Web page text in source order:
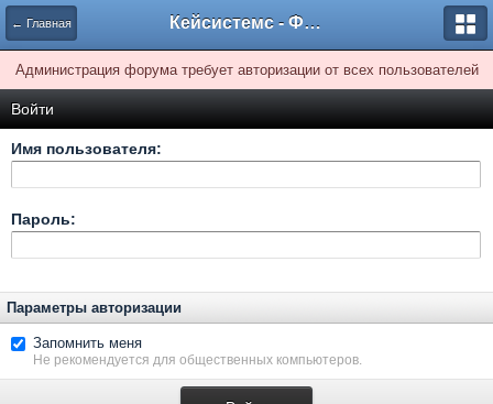
← Главная Кейсистемс - Форумы
Администрация форума требует авторизации от всех пользователей
Войти
Имя пользователя:
Пароль:
Параметры авторизации
Запомнить меня
Не рекомендуется для общественных компьютеров.